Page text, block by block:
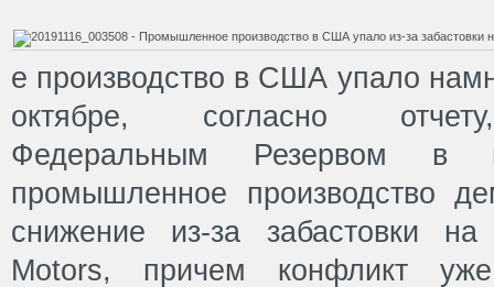
е производство в США упало
октябре, согласно
Федеральным Резервом в
промышленное производство
снижение из-за забастовки
Motors, причем конфликт